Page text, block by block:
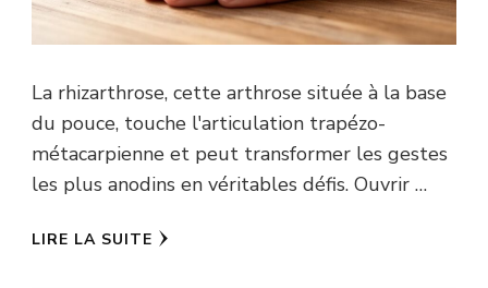
La rhizarthrose, cette arthrose située à la base
du pouce, touche l'articulation trapézo-
métacarpienne et peut transformer les gestes
les plus anodins en véritables défis. Ouvrir …
LIRE LA SUITE